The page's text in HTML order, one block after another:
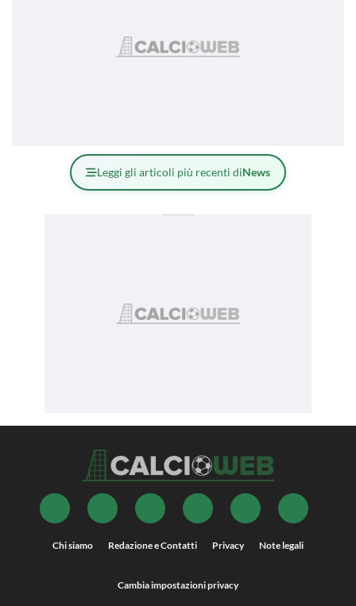
Leggi gli articoli più recenti diNews
Chi siamo Redazione e Contatti Privacy Note legali
Cambia impostazioni privacy